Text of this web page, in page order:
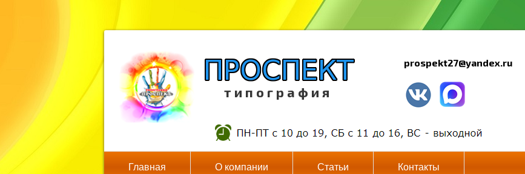
т и п о г р а ф и я
prospekt27@yandex.ru
Главная О компании Статьи Контакты